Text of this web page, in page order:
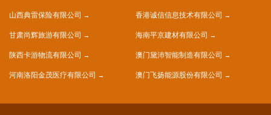
山西典雷保险有限公司 香港诚信信息技术有限公司
甘肃尚辉旅游有限公司 海南平京建材有限公司
陕西卡游物流有限公司 澳门黛沛智能制造有限公司
河南洛阳金茂医疗有限公司 澳门飞扬能源股份有限公司